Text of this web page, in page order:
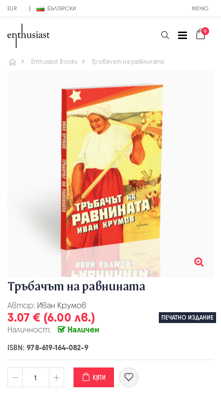
EUR БЪЛГАРСКИ МЕНЮ
0
Enthusiast Books Тръбачът на равнината
Тръбачът на равнината
Автор: Иван Крумов
3.07 € (6.00 лв.) ПЕЧАТНО ИЗДАНИЕ
Наличност: Наличен
ISBN:978-619-164-082-9
КУПИ